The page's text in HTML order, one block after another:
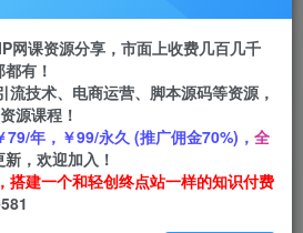
正文
投放实战课3.0新版，让流量
告别无效流量
网课资源分享，市面上收费几百几千
有！
流技术、电商运营、脚本源码等资源，
源课程！
79/年，￥99/永久 (推广佣金70%)， 全
，欢迎加入！
搭建一个和轻创终点站一样的知识付费